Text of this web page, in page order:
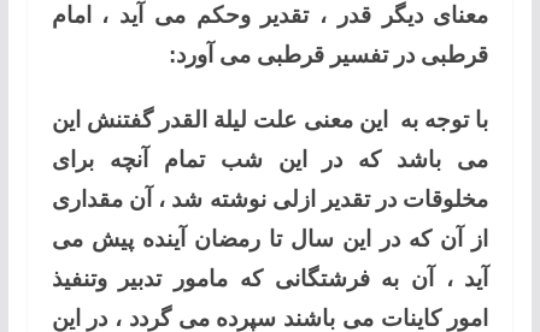
معنای دیگر قدر ، تقدیر وحکم می آید ، امام
قرطبی در تفسیر قرطبی می آورد:
با توجه به این معنی علت لیلة القدر گفتنش این
می باشد که در این شب تمام آنچه برای
مخلوقات در تقدیر ازلی نوشته شد ، آن مقداری
از آن که در این سال تا رمضان آینده پیش می
آید ، آن به فرشتگانی که مامور تدبیر وتنفیذ
امور کاینات می باشند سپرده می گردد ، در این